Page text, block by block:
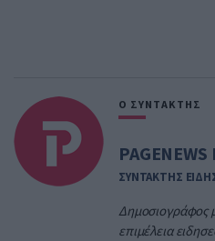
Ο ΣΥΝΤΑΚΤΗΣ
PAGENEWS
ΣΥΝΤΑΚΤΗΣ
Δημοσιογράφος
επιμέλεια